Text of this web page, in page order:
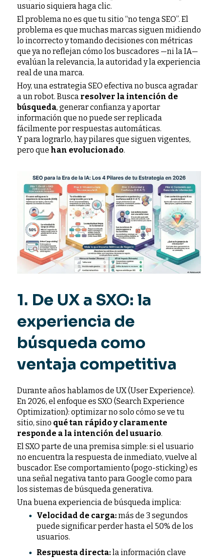
usuario siquiera haga clic.
El problema no es que tu sitio “no tenga SEO”. El
problema es que muchas marcas siguen midiendo
lo incorrecto y tomando decisiones con métricas
que ya no reflejan cómo los buscadores —ni la IA—
evalúan la relevancia, la autoridad y la experiencia
real de una marca.
Hoy, una estrategia SEO efectiva no busca agradar
a un robot. Busca resolver la intención de
búsqueda, generar confianza y aportar
información que no puede ser replicada
fácilmente por respuestas automáticas.
Y para lograrlo, hay pilares que siguen vigentes,
pero que han evolucionado.
1. De UX a SXO: la
experiencia de
búsqueda como
ventaja competitiva
Durante años hablamos de UX (User Experience).
En 2026, el enfoque es SXO (Search Experience
Optimization): optimizar no solo cómo se ve tu
sitio, sino qué tan rápido y claramente
responde a la intención del usuario.
El SXO parte de una premisa simple: si el usuario
no encuentra la respuesta de inmediato, vuelve al
buscador. Ese comportamiento (pogo-sticking) es
una señal negativa tanto para Google como para
los sistemas de búsqueda generativa.
Una buena experiencia de búsqueda implica:
Velocidad de carga:más de 3 segundos
puede significar perder hasta el 50% de los
usuarios.
Respuesta directa:la información clave